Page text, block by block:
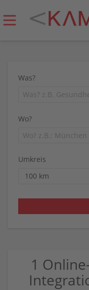
Was?
Wo?
Umkreis
1